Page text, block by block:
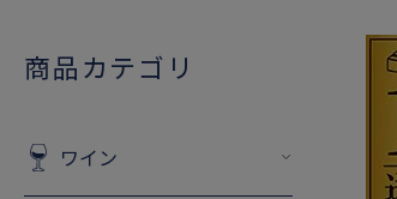
商品カテゴリ
ワイン